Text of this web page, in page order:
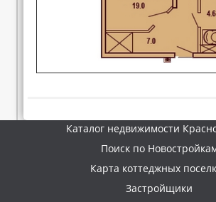
Каталог недвижимости
Поиск по
Карта коттеджных
Застройщики